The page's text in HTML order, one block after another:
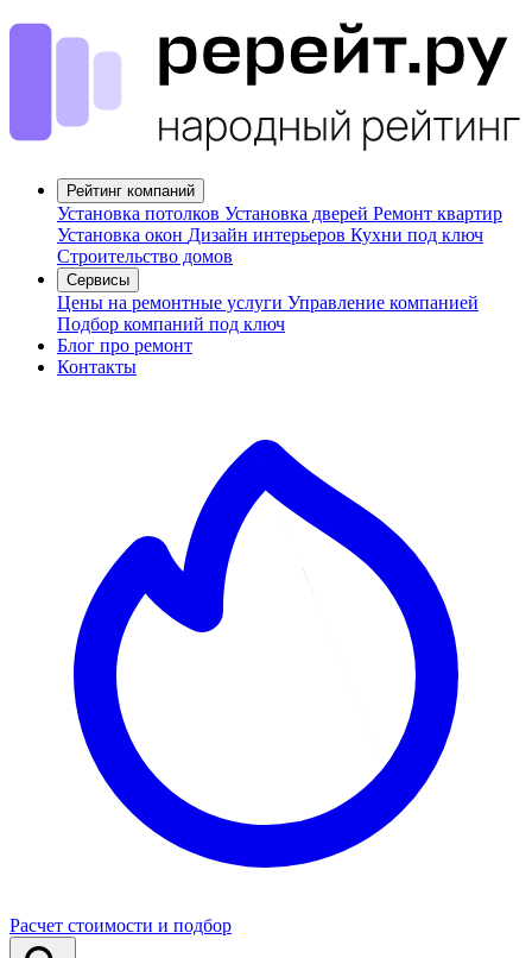
Рейтинг компаний
Установка потолков Установка дверей Ремонт квартир
Установка окон Дизайн интерьеров Кухни под ключ
Строительство домов
Сервисы
Цены на ремонтные услуги Управление компанией
Подбор компаний под ключ
Блог про ремонт
Контакты
Расчет стоимости и подбор